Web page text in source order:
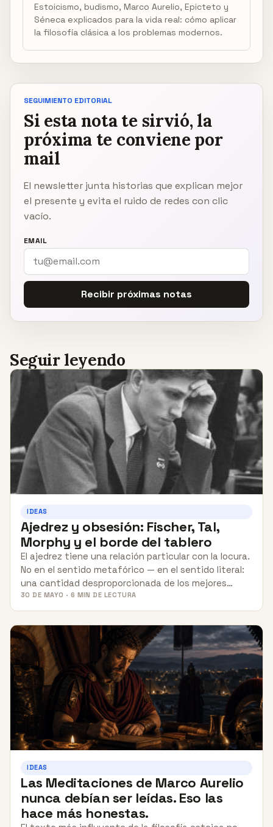
Estoicismo, budismo, Marco Aurelio, Epicteto y
Séneca explicados para la vida real: cómo aplicar
la filosofía clásica a los problemas modernos.
SEGUIMIENTO EDITORIAL
Si esta nota te sirvió, la
próxima te conviene por
mail
El newsletter junta historias que explican mejor
el presente y evita el ruido de redes con clic
vacío.
EMAIL
Recibir próximas notas
Seguir leyendo
IDEAS
Ajedrez y obsesión: Fischer, Tal,
Morphy y el borde del tablero
El ajedrez tiene una relación particular con la locura.
No en el sentido metafórico — en el sentido literal:
una cantidad desproporcionada de los mejores…
30 DE MAYO · 6 MIN DE LECTURA
IDEAS
Las Meditaciones de Marco Aurelio
nunca debían ser leídas. Eso las
hace más honestas.